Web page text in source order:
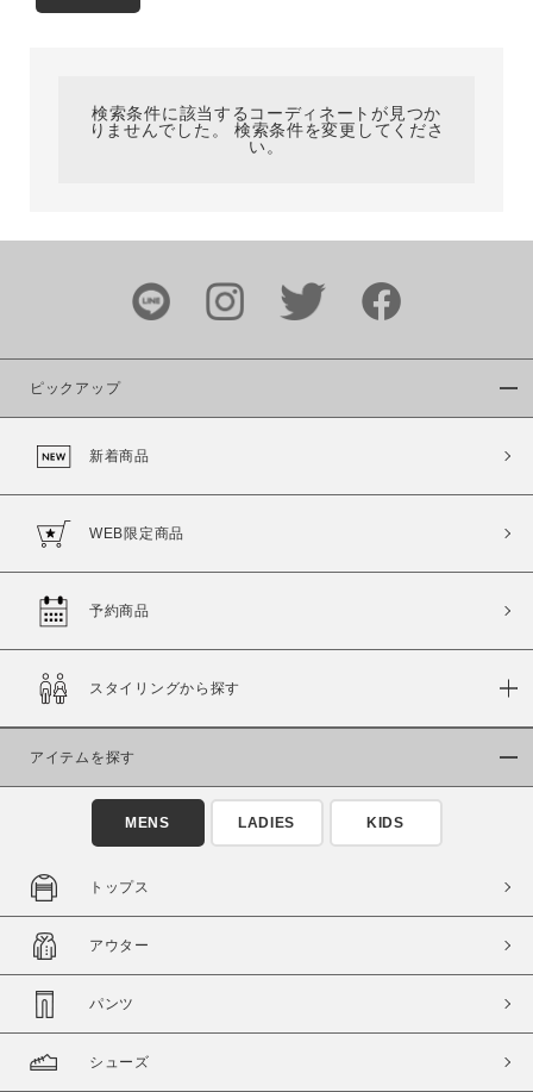
ブランド
カラー
商品タイプ
通常商品
セール価格 WEB限定
在庫
在庫あり
検索条件に該当するコーディネートが見つか
りませんでした。 検索条件を変更してくださ
い。
ピックアップ
新着商品
WEB限定商品
予約商品
スタイリングから探す
アイテムを探す
MENS LADIES KIDS
トップス
アウター
パンツ
シューズ